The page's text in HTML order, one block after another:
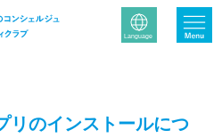
リのインストールにつ